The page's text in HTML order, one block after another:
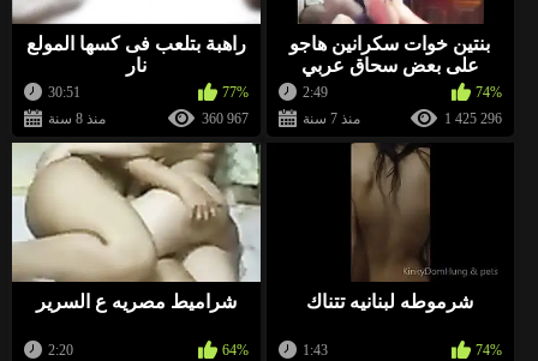
BellaWow منذ 2 سنة
http://xfind.site/arb
وقف قبالة النطر. أعرف موقعًا
أن آلاف الفتيات العازبات ينتظرن ممارسة الجنس. انظروا
-2
BellaWow منذ 2 سنة
وقف قبالة النطر. أعرف موقعًا
أن آلاف الفتيات العازبات ينتظرن ممارسة الجنس. انظروا
راهبة بتلعب فى كسها المولع
نار
30:51
77%
منذ 8 سنة
360 967
بنتين خوات سكرانين هاجو
على بعض سحاق عربي
2:49
74%
منذ 7 سنة
1 425 296
شراميط مصريه ع السرير
2:20
64%
شرموطه لبنانيه تتناك
1:43
74%